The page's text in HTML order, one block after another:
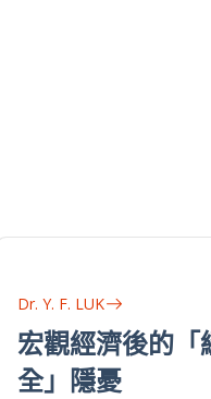
Dr. Y. F. LUK
香港還記得
嗎？